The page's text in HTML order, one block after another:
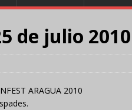
de julio 2010
ARAGUA 2010